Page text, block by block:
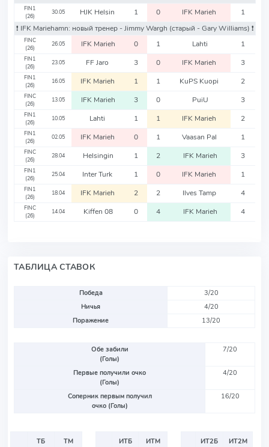
FIN1
(26)
30.05 HJK Helsin 1 0 IFK Marieh
1
❗️ IFK Mariehamn: новый тренер - Jimmy Wargh (старый - Gary Williams) ❗️
FINC
(26)
26.05 IFK Marieh 0 1 Lahti 1
FIN1
(26)
23.05 FF Jaro 3 0 IFK Marieh 3
FIN1
(26)
16.05 IFK Marieh 1 1 KuPS Kuopi 2
FINC
(26)
13.05 IFK Marieh 3 0 PuiU 3
FIN1
(26)
10.05 Lahti 1 1 IFK Marieh 2
FIN1
(26)
02.05 IFK Marieh 0 1 Vaasan Pal 1
FINC
(26)
28.04 Helsingin 1 2 IFK Marieh 3
FIN1
(26)
25.04 Inter Turk 1 0 IFK Marieh 1
FIN1
(26)
18.04 IFK Marieh 2 2 Ilves Tamp 4
FINC
(26)
14.04 Kiffen 08 0 4 IFK Marieh 4
ТАБЛИЦА СТАВОК
Победа
3/20
Ничья
4/20
Поражение
13/20
Обе забили
(Голы)
7/20
Первые получили очко
(Голы)
4/20
Соперник первым получил
очко (Голы)
16/20
ТБ
ТМ
ИТБ
ИТМ
ИТ2Б
ИТ2М